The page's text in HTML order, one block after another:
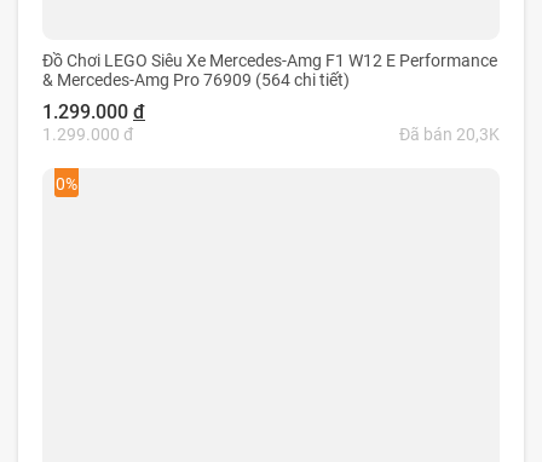
Đồ Chơi LEGO Siêu Xe Mercedes-Amg F1 W12 E Performance
& Mercedes-Amg Pro 76909 (564 chi tiết)
1.299.000 đ
1.299.000 đ Đã bán 20,3K
0%